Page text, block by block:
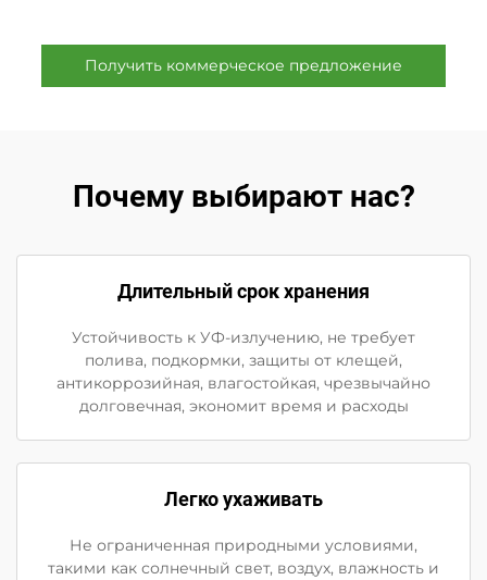
Получить коммерческое предложение
Почему выбирают нас?
Длительный срок хранения
Устойчивость к УФ-излучению, не требует
полива, подкормки, защиты от клещей,
антикоррозийная, влагостойкая, чрезвычайно
долговечная, экономит время и расходы
Легко ухаживать
Не ограниченная природными условиями,
такими как солнечный свет, воздух, влажность и